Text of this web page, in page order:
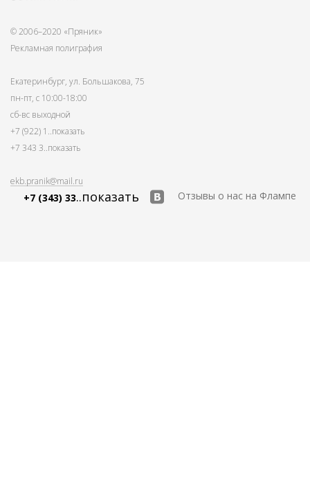
© 2006–2020 «Пряник»
Рекламная полиграфия
Екатеринбург, ул. Большакова, 75
пн-пт, с 10:00-18:00
сб-вс выходной
+7 (922) 1 ..показать
+7 343 3..показать
ekb.pranik@mail.ru
+7 (343) 33..показать Отзывы о нас на Флампе